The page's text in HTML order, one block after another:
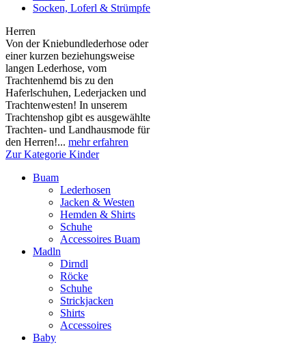
Socken, Loferl & Strümpfe
Herren
Von der Kniebundlederhose oder
einer kurzen beziehungsweise
langen Lederhose, vom
Trachtenhemd bis zu den
Haferlschuhen, Lederjacken und
Trachtenwesten! In unserem
Trachtenshop gibt es ausgewählte
Trachten- und Landhausmode für
den Herren!... mehr erfahren
Zur Kategorie Kinder
Buam
Lederhosen
Jacken & Westen
Hemden & Shirts
Schuhe
Accessoires Buam
Madln
Dirndl
Röcke
Schuhe
Strickjacken
Shirts
Accessoires
Baby